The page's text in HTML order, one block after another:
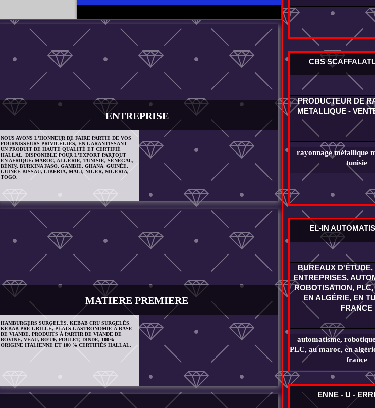
CBS
PRODUCTEUR DE
METALLIQUE -
rayonnage métallique
tunisie
EL-IN
BUREAUX D'ÉTUDE,
ENTREPRISES,
ROBOTISATION,
EN ALGÉRIE, EN
FRANCE
automatisme,
PLC, au maroc, en
france
ENNE - U -
ENTREPRISE
NOUS AVONS L'HONNEUR DE FAIRE PARTIE DE VOS
FOURNISSEURS PRIVILÉGIÉS, EN GARANTISSANT
UN PRODUIT DE HAUTE QUALITÉ ET CERTIFIÉ
HALLAL, DISPONIBLE POUR L'EXPORT PARTOUT
EN AFRIQUE: MAROC, ALGÉRIE, TUNISIE, SÉNÉGAL,
BÉNIN, BURKINA FASO, GAMBIE, GHANA, GUINÉE,
GUINÉE-BISSAU, LIBERIA, MALI, NIGER, NIGERIA,
TOGO.
MATIERE PREMIERE
HAMBURGERS SURGELÉS, KEBAB CRU SURGELÉS,
KEBAB PRÉ-GRILLÉ, PLATS GASTRONOMIE À BASE
DE VIANDE, PRODUITS À PARTIR DE VIANDE DE
BOVINE, VEAU, BŒUF, POULET, DINDE, 100%
ORIGINE ITALIENNE ET 100 % CERTIFIÉS HALLAL.